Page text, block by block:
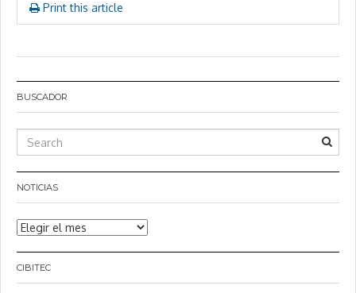
Print this article
BUSCADOR
NOTICIAS
Noticias
CIBITEC